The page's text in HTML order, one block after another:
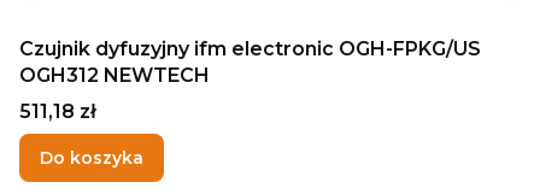
Czujnik dyfuzyjny ifm electronic OGH-FPKG/US
OGH312 NEWTECH
Cena
511,18 zł
Do koszyka